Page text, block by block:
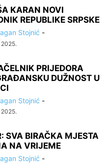
KARAN NOVI
REPUBLIKE SRPSKE
Stojnić -
PRIJEDORA
DUŽNOST U
Stojnić -
SVA BIRAČKA MJESTA
NA VRIJEME
Stojnić -